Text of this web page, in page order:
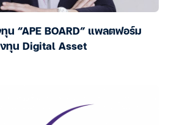
น “APE BOARD” แพลตฟอร์ม
ทุน Digital Asset